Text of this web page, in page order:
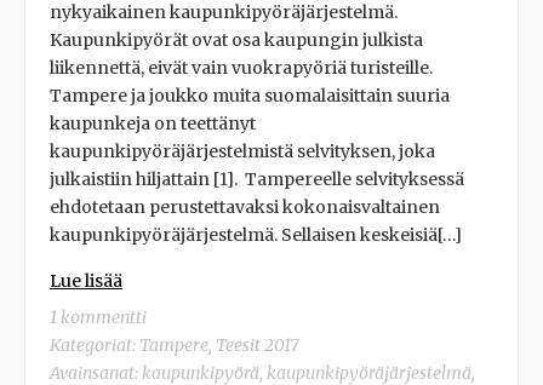
nykyaikainen kaupunkipyöräjärjestelmä.
Kaupunkipyörät ovat osa kaupungin julkista
liikennettä, eivät vain vuokrapyöriä turisteille.
Tampere ja joukko muita suomalaisittain suuria
kaupunkeja on teettänyt
kaupunkipyöräjärjestelmistä selvityksen, joka
julkaistiin hiljattain [1]. Tampereelle selvityksessä
ehdotetaan perustettavaksi kokonaisvaltainen
kaupunkipyöräjärjestelmä. Sellaisen keskeisiä[…]
Lue lisää
1 kommentti
Kategoriat: Tampere, Teesit 2017
Avainsanat: kaupunkipyörä, kaupunkipyöräjärjestelmä,